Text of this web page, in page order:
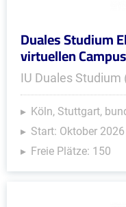
Duales Studium
virtuellen Campus
IU Duales
Köln, Stuttgart,
Start: Oktober 2026
Freie Plätze: 150